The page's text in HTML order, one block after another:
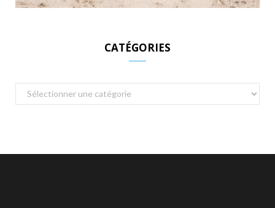
CATÉGORIES
Catégories